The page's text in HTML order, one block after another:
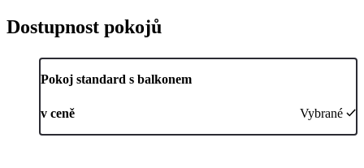
Dostupnost pokojů
Pokoj standard s balkonem
v ceně Vybrané